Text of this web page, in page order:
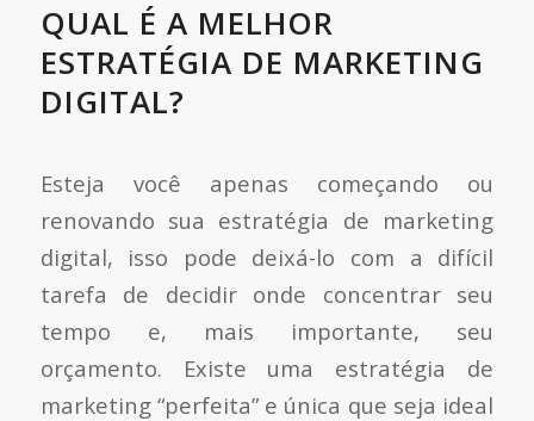
QUAL É A MELHOR
ESTRATÉGIA DE MARKETING
DIGITAL?
Esteja você apenas começando ou
renovando sua estratégia de marketing
digital, isso pode deixá-lo com a difícil
tarefa de decidir onde concentrar seu
tempo e, mais importante, seu
orçamento. Existe uma estratégia de
marketing “perfeita” e única que seja ideal